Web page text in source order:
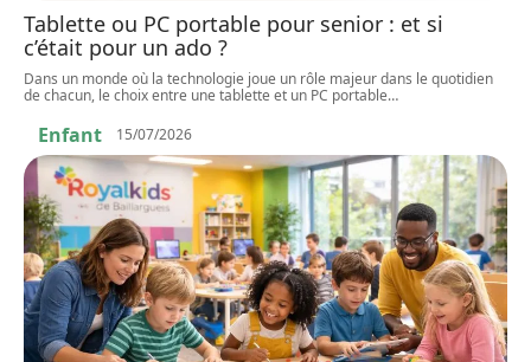
Tablette ou PC portable pour senior : et si
c’était pour un ado ?
Dans un monde où la technologie joue un rôle majeur dans le quotidien
de chacun, le choix entre une tablette et un PC portable…
Enfant 15/07/2026